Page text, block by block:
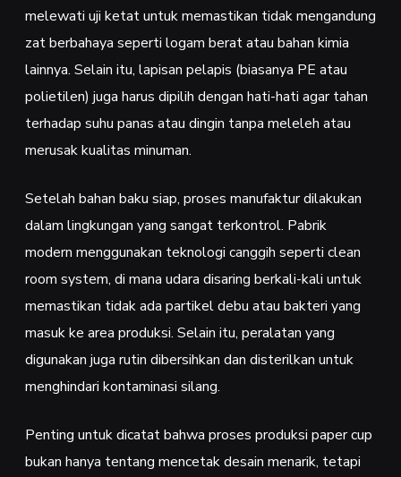
melewati uji ketat untuk memastikan tidak mengandung
zat berbahaya seperti logam berat atau bahan kimia
lainnya. Selain itu, lapisan pelapis (biasanya PE atau
polietilen) juga harus dipilih dengan hati-hati agar tahan
terhadap suhu panas atau dingin tanpa meleleh atau
merusak kualitas minuman.
Setelah bahan baku siap, proses manufaktur dilakukan
dalam lingkungan yang sangat terkontrol. Pabrik
modern menggunakan teknologi canggih seperti clean
room system, di mana udara disaring berkali-kali untuk
memastikan tidak ada partikel debu atau bakteri yang
masuk ke area produksi. Selain itu, peralatan yang
digunakan juga rutin dibersihkan dan disterilkan untuk
menghindari kontaminasi silang.
Penting untuk dicatat bahwa proses produksi paper cup
bukan hanya tentang mencetak desain menarik, tetapi